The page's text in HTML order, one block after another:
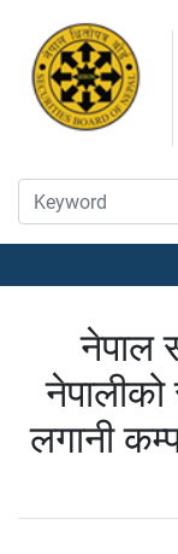
नेपाल
लगानी